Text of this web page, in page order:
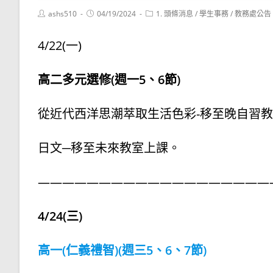
Postashs510
Post04/19/2024
Post1. 頭條消息 /學生事務/教務處公告
4/22(一)
高二多元選修(週一5、6節)
從近代西洋思潮萃取生活色彩-移至晚自習
日文─移至未來教室上課。
4/24(三)
高一(仁義禮智)(週三5、6、7節)